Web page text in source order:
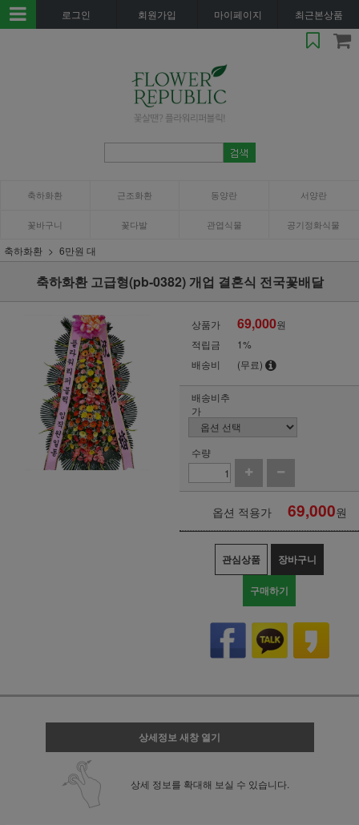
로그인 회원가입 마이페이지 최근본상품
축하화환 근조화환 동양란 서양란
꽃바구니 꽃다발 관엽식물 공기정화식물
축하화환 6만원 대
축하화환 고급형(pb-0382) 개업 결혼식 전국꽃배달
상품가 69,000원
적립금
1%
배송비
(무료)
배송비추
가
수량
옵션 적용가 69,000원
관심상품 장바구니
구매하기
상세정보 새창 열기
상세 정보를 확대해 보실 수 있습니다.